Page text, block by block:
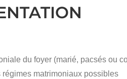
du foyer (marié, pacsés ou
régimes matrimoniaux possibles